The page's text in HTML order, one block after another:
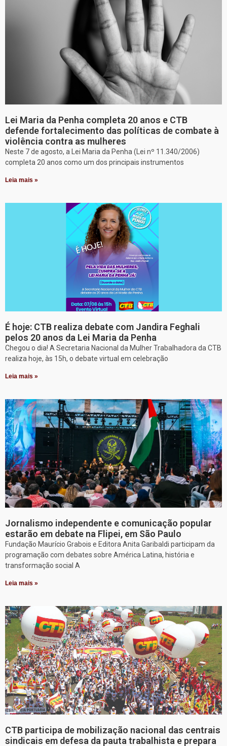
Lei Maria da Penha completa 20 anos e CTB
defende fortalecimento das políticas de combate à
violência contra as mulheres
Neste 7 de agosto, a Lei Maria da Penha (Lei nº 11.340/2006)
completa 20 anos como um dos principais instrumentos
Leia mais »
É hoje: CTB realiza debate com Jandira Feghali
pelos 20 anos da Lei Maria da Penha
Chegou o dia! A Secretaria Nacional da Mulher Trabalhadora da CTB
realiza hoje, às 15h, o debate virtual em celebração
Leia mais »
Jornalismo independente e comunicação popular
estarão em debate na Flipei, em São Paulo
Fundação Maurício Grabois e Editora Anita Garibaldi participam da
programação com debates sobre América Latina, história e
transformação social A
Leia mais »
CTB participa de mobilização nacional das centrais
sindicais em defesa da pauta trabalhista e prepara